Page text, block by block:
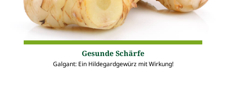
Gesunde Schärfe
Galgant: Ein Hildegardgewürz mit Wirkung!